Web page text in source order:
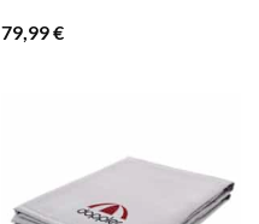
79,99€